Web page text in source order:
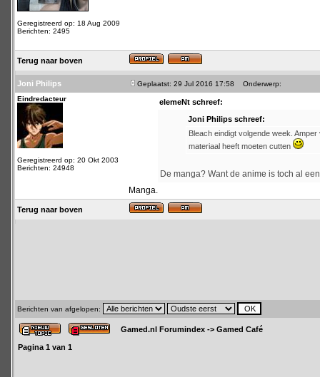
Geregistreerd op: 18 Aug 2009
Berichten: 2495
Terug naar boven
Joni Philips Geplaatst: 29 Jul 2016 17:58
Onderwerp:
Eindredacteur
Geregistreerd op: 20 Okt 2003
Berichten: 24948
elemeNt schreef:
Joni Philips schreef:
Bleach eindigt volgende week.
materiaal heeft moeten cutten
De manga? Want de anime is toch al
Manga.
Terug naar boven
Berichten van afgelopen:
Gamed.nl Forumindex -> Gamed Café
Pagina 1 van 1